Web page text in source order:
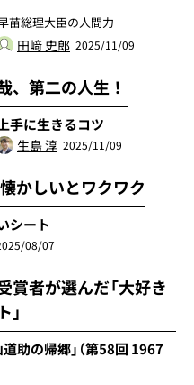
総理大臣の人間力
田﨑 史郎 2025/11/09
、第二の人生！
手に生きるコツ
生島 淳 2025/11/09
かしいとワクワク
シート
08/07
賞者が選んだ「大好き
助の帰郷」（第58回 1967